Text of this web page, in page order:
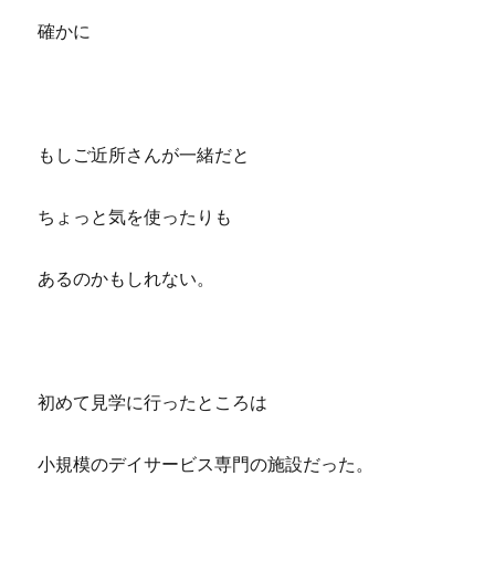
確かに
もしご近所さんが一緒だと
ちょっと気を使ったりも
あるのかもしれない。
初めて見学に行ったところは
小規模のデイサービス専門の施設だった。